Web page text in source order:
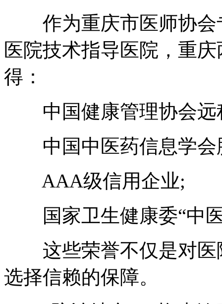
作为重庆市医师协会
医院技术指导医院，重
得：
中国健康管理协会远
中国中医药信息学会
AAA级信用企业;
国家卫生健康委“中医
这些荣誉不仅是对医
选择信赖的保障。